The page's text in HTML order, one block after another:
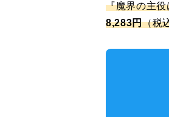
『魔界の主
8,283円（税